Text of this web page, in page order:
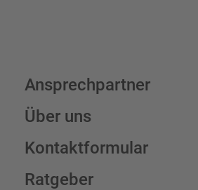
Ansprechpartner
Über uns
Kontaktformular
Ratgeber